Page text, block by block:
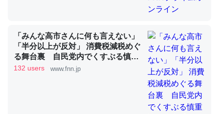
コオロギのカルシウム分はエビの600分の1程度。
論文では「淡水はカルシウムも酸素も不足してて両方に不
利だから両方が拮抗してるのでは」とあって面白い。海に
「みんな高市さんに何も言えない」
「半分以上が反対」 消費税減税めぐ
る舞台裏 自民党内でくすぶる慎重
論と本音【スポットライト】｜FNN
132 users www.fnn.jp